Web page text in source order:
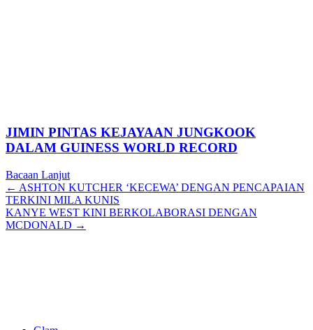
JIMIN PINTAS KEJAYAAN JUNGKOOK
DALAM GUINESS WORLD RECORD
Bacaan Lanjut
Posts
navigation
← ASHTON KUTCHER ‘KECEWA’ DENGAN PENCAPAIAN
TERKINI MILA KUNIS
KANYE WEST KINI BERKOLABORASI DENGAN
MCDONALD →